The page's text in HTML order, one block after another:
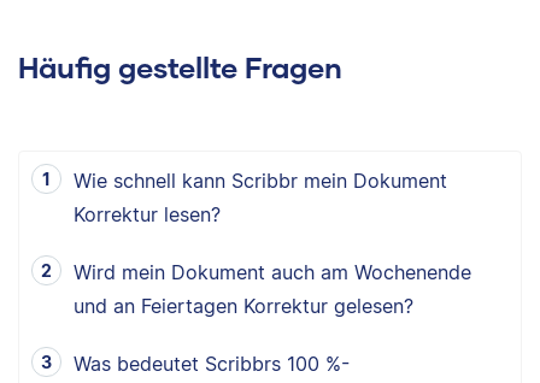
Häufig gestellte Fragen
Wie schnell kann Scribbr mein Dokument
Korrektur lesen?
Wird mein Dokument auch am Wochenende
und an Feiertagen Korrektur gelesen?
Was bedeutet Scribbrs 100 %-